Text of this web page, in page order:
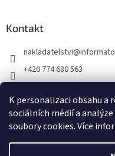
K personalizaci obsahu a
sociálních médií a
soubory cookies. Více
Kontakt
nakladatelstvi@
+420 774 680 563
informatorium/